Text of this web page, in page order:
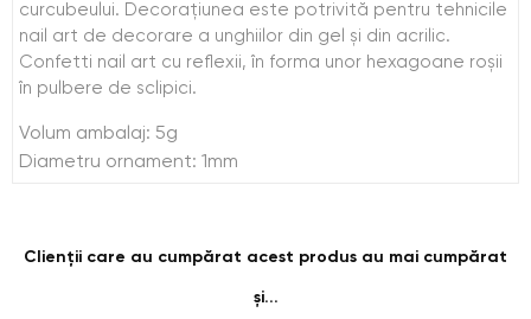
curcubeului. Decoraţiunea este potrivită pentru tehnicile
nail art de decorare a unghiilor din gel şi din acrilic.
Confetti nail art cu reflexii, în forma unor hexagoane roşii
în pulbere de sclipici.
Volum ambalaj: 5g
Diametru ornament: 1mm
Clienții care au cumpărat acest produs au mai cumpărat
și...